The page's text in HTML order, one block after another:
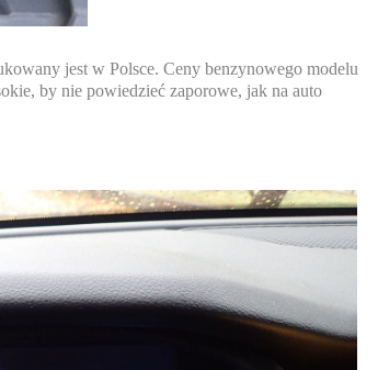
jest w Polsce. Ceny benzynowego modelu
by nie powiedzieć zaporowe, jak na auto